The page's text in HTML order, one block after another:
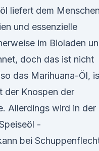
liefert dem Menschen
und essenzielle
im Bioladen
doch das ist nicht
das Marihuana-Öl,
der Knospen der
Allerdings wird in der
-
bei